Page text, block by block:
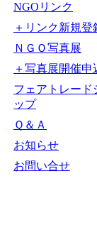
NGOリンク
＋リンク新規登
ＮＧＯ写真展
＋写真展開催申
フェアトレード
ップ
Ｑ＆Ａ
お知らせ
お問い合せ